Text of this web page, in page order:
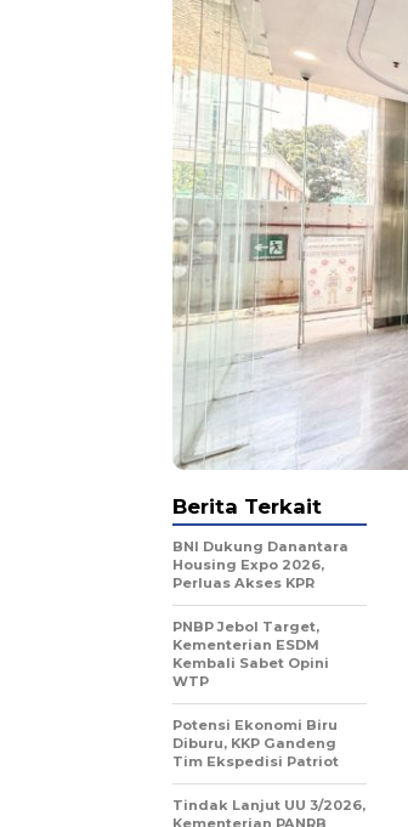
Berita Terkait
BNI Dukung Danantara
Housing Expo 2026,
Perluas Akses KPR
PNBP Jebol Target,
Kementerian ESDM
Kembali Sabet Opini
WTP
Potensi Ekonomi Biru
Diburu, KKP Gandeng
Tim Ekspedisi Patriot
Tindak Lanjut UU 3/2026,